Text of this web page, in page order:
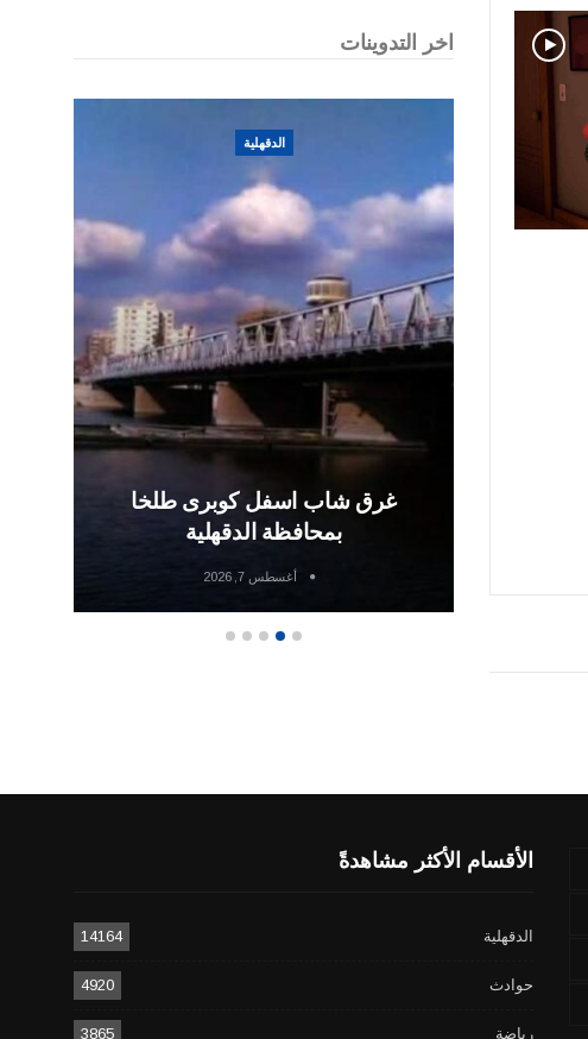
اخر التدوينات
الدقهلية
غرق شاب اسفل كوبرى طلخا
بمحافظة الدقهلية
أغسطس 7, 2026
الأقسام الأكثر مشاهدةً
الدقهلية 14164
حوادث 4920
رياضة 3865